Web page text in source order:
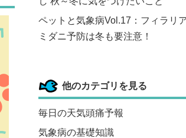
ペットと気象病Vol.17：フィラリ
ミダニ予防は冬も要注意！
他のカテゴリを見る
毎日の天気頭痛予報
気象病の基礎知識